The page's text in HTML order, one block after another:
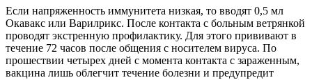
Если напряженность иммунитета низкая, то вводят 0,5 мл
Окавакс или Варилрикс. После контакта с больным ветрянкой
проводят экстренную профилактику. Для этого прививают в
течение 72 часов после общения с носителем вируса. По
прошествии четырех дней с момента контакта с зараженным,
вакцина лишь облегчит течение болезни и предупредит